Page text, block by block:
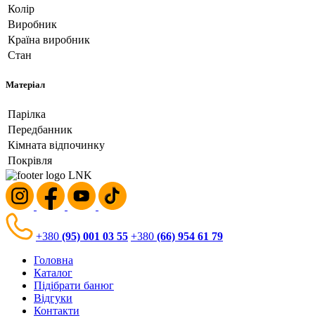
Колір
Виробник
Країна виробник
Стан
Матеріал
Парілка
Передбанник
Кімната відпочинку
Покрівля
+380 (95) 001 03 55 +380 (66) 954 61 79
Головна
Каталог
Підібрати банюг
Відгуки
Контакти